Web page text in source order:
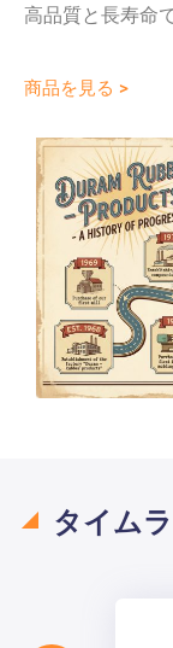
高品質と長寿命
商品を見る >
タイム